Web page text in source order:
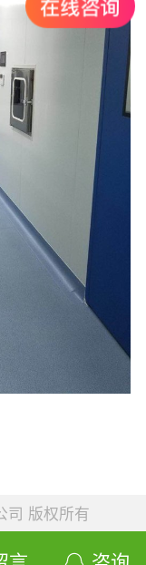
司 版权所有